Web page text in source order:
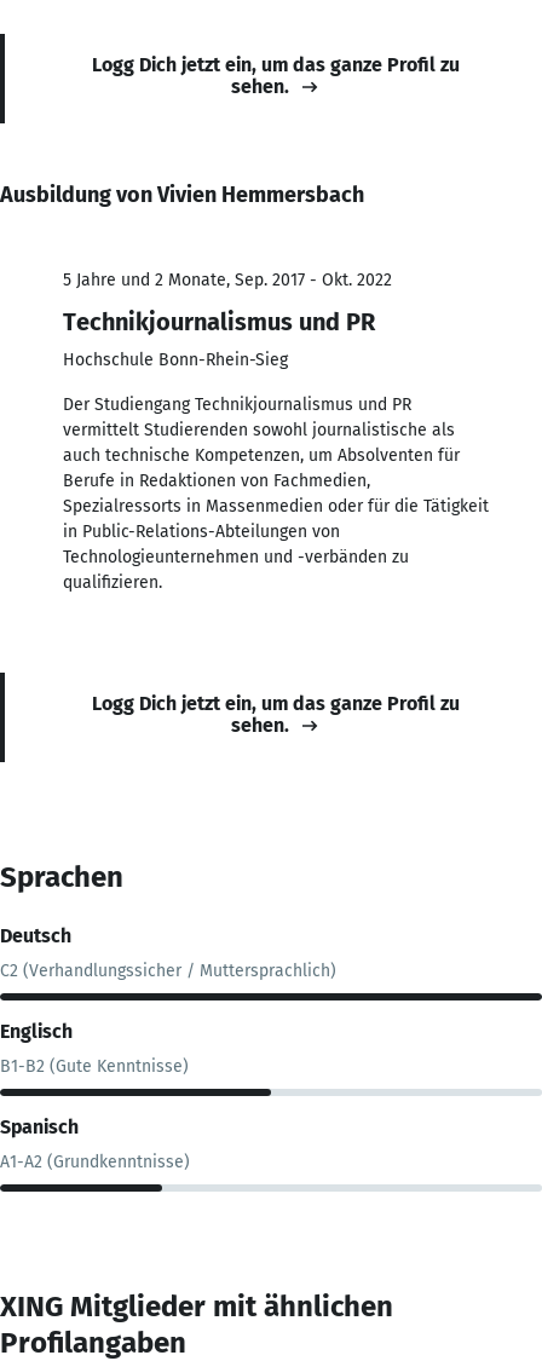
Logg Dich jetzt ein, um das ganze Profil zu
sehen.
Ausbildung von Vivien Hemmersbach
5 Jahre und 2 Monate, Sep. 2017 - Okt. 2022
Technikjournalismus und PR
Hochschule Bonn-Rhein-Sieg
Der Studiengang Technikjournalismus und PR
vermittelt Studierenden sowohl journalistische als
auch technische Kompetenzen, um Absolventen für
Berufe in Redaktionen von Fachmedien,
Spezialressorts in Massenmedien oder für die Tätigkeit
in Public-Relations-Abteilungen von
Technologieunternehmen und -verbänden zu
qualifizieren.
Logg Dich jetzt ein, um das ganze Profil zu
sehen.
Sprachen
Deutsch
C2 (Verhandlungssicher / Muttersprachlich)
Englisch
B1-B2 (Gute Kenntnisse)
Spanisch
A1-A2 (Grundkenntnisse)
XING Mitglieder mit ähnlichen
Profilangaben